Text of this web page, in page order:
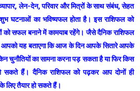
लेन-देन, परिवार और मित्रों के साथ संबंध, सेहत
घटनाओं का भविष्यफल होता है। इस राशिफल को
सफल बनाने में कामयाब रहेंगे। जैसे दैनिक राशिफल
आपको यह बताएगा कि आज के दिन आपके सितारे आपके
का सामना करना पड़ सकता है या फिर किस
सकते हैं। दैनिक राशिफल को पढ़कर आप दोनों ही
लिए तैयार हो सकते हैं।